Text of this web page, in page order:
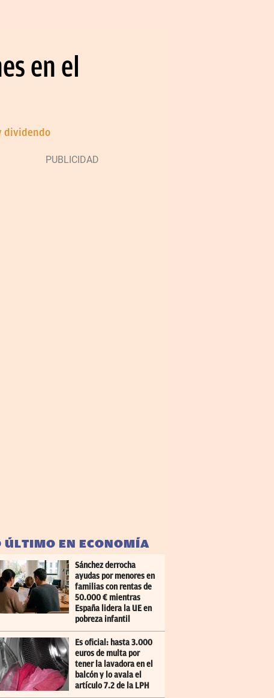
en el
dividendo
ÚLTIMO EN ECONOMÍA
Sánchez derrocha
ayudas por menores en
familias con rentas de
50.000 € mientras
España lidera la UE en
pobreza infantil
Es oficial: hasta 3.000
euros de multa por
tener la lavadora en el
balcón y lo avala el
artículo 7.2 de la LPH